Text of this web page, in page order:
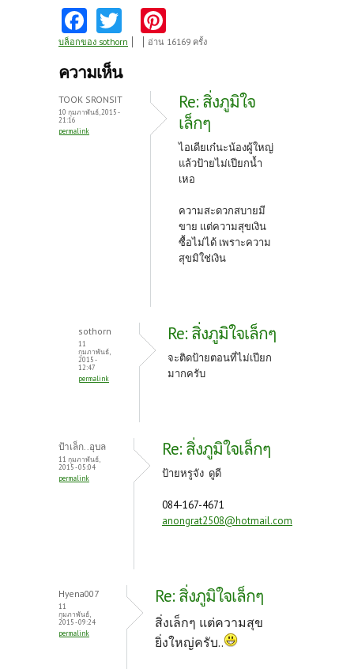
Fa
ce
b
o
o
k
w
itt
er
nt
es
t
บล็อกของ sothorn อ่าน 16169 ครั้ง
ความเห็น
TOOK SRONSIT
10 กุมภาพันธ์, 2015 -
21:16
permalink
Re: สิ่งภูมิใจ
เล็กๆ
ไอเดียเก๋นะน้องผู้ใหญ่
แล้วป้ายไม่เปียกน้ำ
เหอ
ความสะดวกสบายมี
ขาย แต่ความสุขเงิน
ซื้อไม่ได้ เพราะความ
สุขมิใช่เงิน
sothorn
11
กุมภาพันธ์,
2015 -
12:47
permalink
Re: สิ่งภูมิใจเล็กๆ
จะติดป้ายตอนที่ไม่เปียก
มากครับ
ป้าเล็ก..อุบล
11 กุมภาพันธ์,
2015 - 05:04
permalink
Re: สิ่งภูมิใจเล็กๆ
ป้ายหรูจัง ดูดี
084-167-4671
anongrat2508@hotmail.com
Hyena007
11
กุมภาพันธ์,
2015 - 09:24
permalink
Re: สิ่งภูมิใจเล็กๆ
สิ่งเล็กๆ แต่ความสุข
ยิ่งใหญ่ครับ..